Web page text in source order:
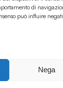
di
può influire
Nega